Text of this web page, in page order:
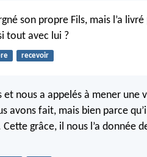
son propre Fils, mais l’a
tout avec lui ?
recevoir
et nous a appelés à mener une
avons fait, mais bien parce
Cette grâce, il nous l’a donnée